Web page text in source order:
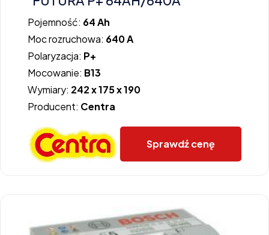
Pojemność: 64 Ah
Moc rozruchowa: 640 A
Polaryzacja: P+
Mocowanie: B13
Wymiary: 242 x 175 x 190
Producent: Centra
Sprawdź cenę